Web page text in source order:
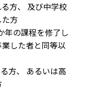
方、 及び中学校
方
年の課程を修了し
した者と同等以
方、 あるいは高